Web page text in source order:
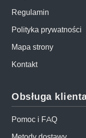
Regulamin
Polityka prywatności
Mapa strony
Kontakt
Obsługa
Pomoc i FAQ